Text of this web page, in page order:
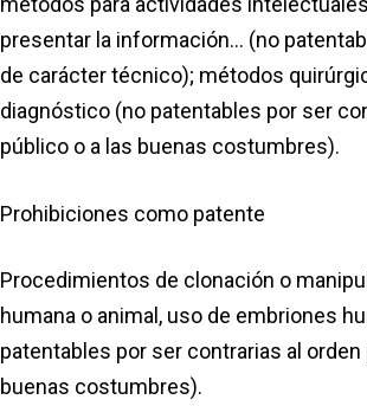
presentar la información… (no
de carácter técnico); métodos
diagnóstico (no patentables por ser
público o a las buenas costumbres).
Prohibiciones como patente
Procedimientos de clonación o
humana o animal, uso de embriones
patentables por ser contrarias al orden
buenas costumbres).